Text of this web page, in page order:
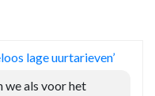
lage uurtarieven’
we als voor het